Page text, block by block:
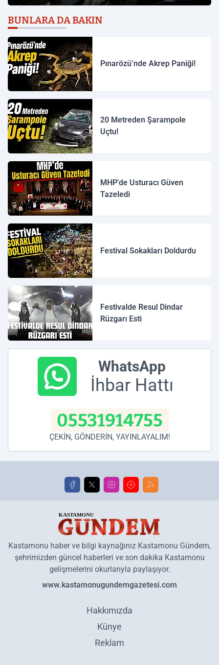
BUNLARA DA BAKIN
Pınarözü’nde Akrep Paniği!
20 Metreden Şarampole
Uçtu!
MHP’de Usturacı Güven
Tazeledi
Festival Sokakları Doldurdu
Festivalde Resul Dindar
Rüzgarı Esti
WhatsApp
İhbar Hattı
05531914755
ÇEKİN, GÖNDERİN, YAYINLAYALIM!
Kastamonu haber ve bilgi kaynağınız Kastamonu Gündem,
şehrimizden güncel haberleri ve son dakika Kastamonu
gelişmelerini okurlarıyla paylaşıyor.
www.kastamonugundemgazetesi.com
Hakkımızda
Künye
Reklam